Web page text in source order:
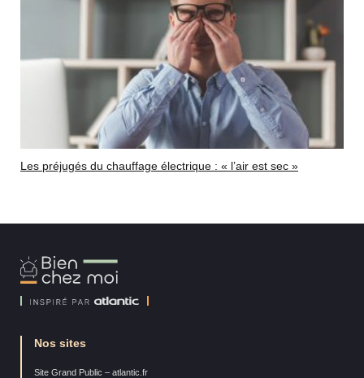
Les préjugés du chauffage électrique : « l’air est sec »
Bien
Chez
Nos sites
Site Grand Public – atlantic.fr